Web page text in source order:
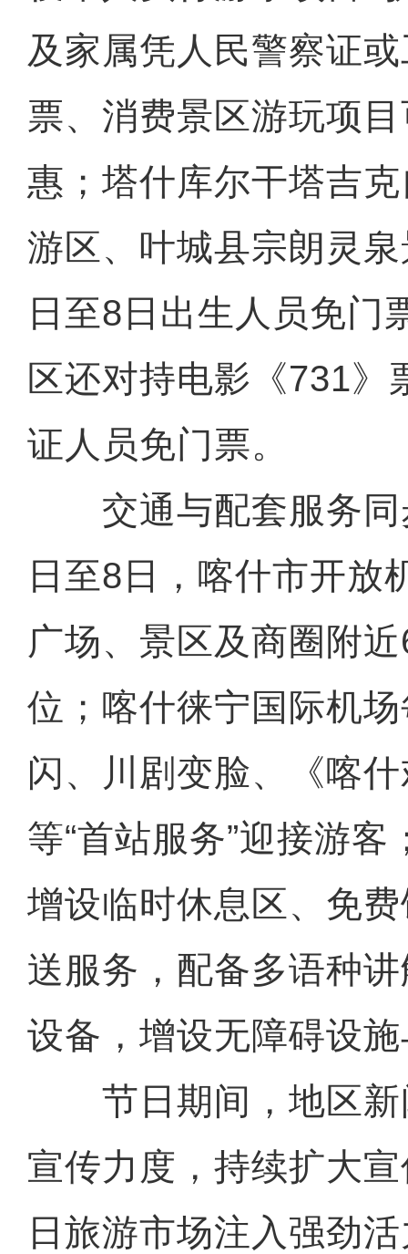
及家属凭人民警察证
票、消费景区游玩项
惠；塔什库尔干塔吉
游区、叶城县宗朗灵
日至8日出生人员免门
区还对持电影《731》
证人员免门票。
交通与配套服务同
日至8日，喀什市开放
广场、景区及商圈附
位；喀什徕宁国际机
闪、川剧变脸、《喀
等“首站服务”迎接游
增设临时休息区、免
送服务，配备多语种
设备，增设无障碍设
节日期间，地区新
宣传力度，持续扩大
日旅游市场注入强劲